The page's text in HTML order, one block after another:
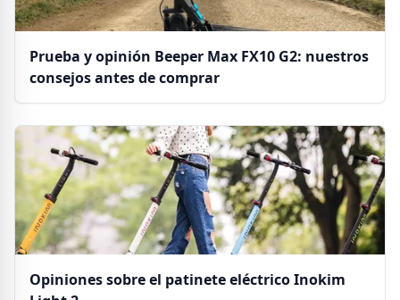
Prueba y opinión Beeper Max FX10 G2: nuestros
consejos antes de comprar
Opiniones sobre el patinete eléctrico Inokim